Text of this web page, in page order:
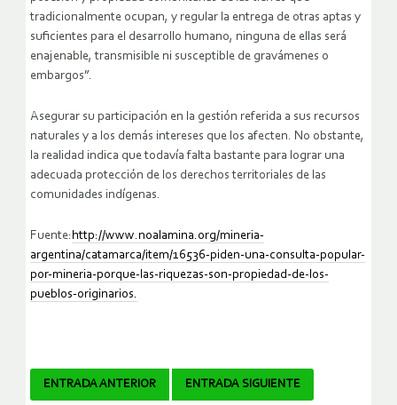
tradicionalmente ocupan, y regular la entrega de otras aptas y
suficientes para el desarrollo humano, ninguna de ellas será
enajenable, transmisible ni susceptible de gravámenes o
embargos”.
Asegurar su participación en la gestión referida a sus recursos
naturales y a los demás intereses que los afecten. No obstante,
la realidad indica que todavía falta bastante para lograr una
adecuada protección de los derechos territoriales de las
comunidades indígenas.
Fuente: http://www.noalamina.org/mineria-
argentina/catamarca/item/16536-piden-una-consulta-popular-
por-mineria-porque-las-riquezas-son-propiedad-de-los-
pueblos-originarios.
Navegador
ENTRADA ANTERIOR ENTRADA SIGUIENTE